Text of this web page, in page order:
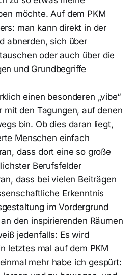
möchte. Auf dem PKM
man kann direkt in der
abnerden, sich über
oder auch über die
und Grundbegriffe
einen besonderen „vibe“
mit den Tagungen, auf denen
bin. Ob dies daran liegt,
Menschen einfach
dass dort eine so große
Berufsfelder
dass bei vielen Beiträgen
Erkenntnis
im Vordergrund
den inspirierenden Räumen
jedenfalls: Es wird
letztes mal auf dem PKM
mehr habe ich gespürt: